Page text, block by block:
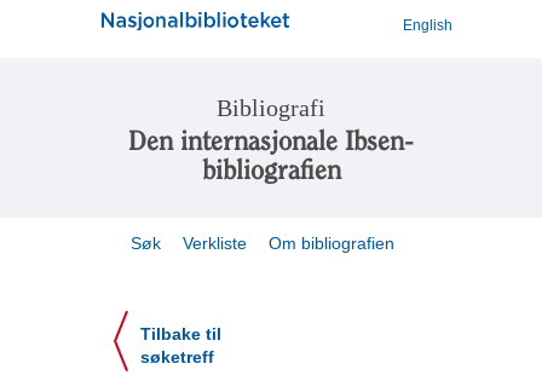
English
Bibliografi
Den internasjonale Ibsen-
bibliografien
Søk Verkliste Om bibliografien
Tilbake til
søketreff